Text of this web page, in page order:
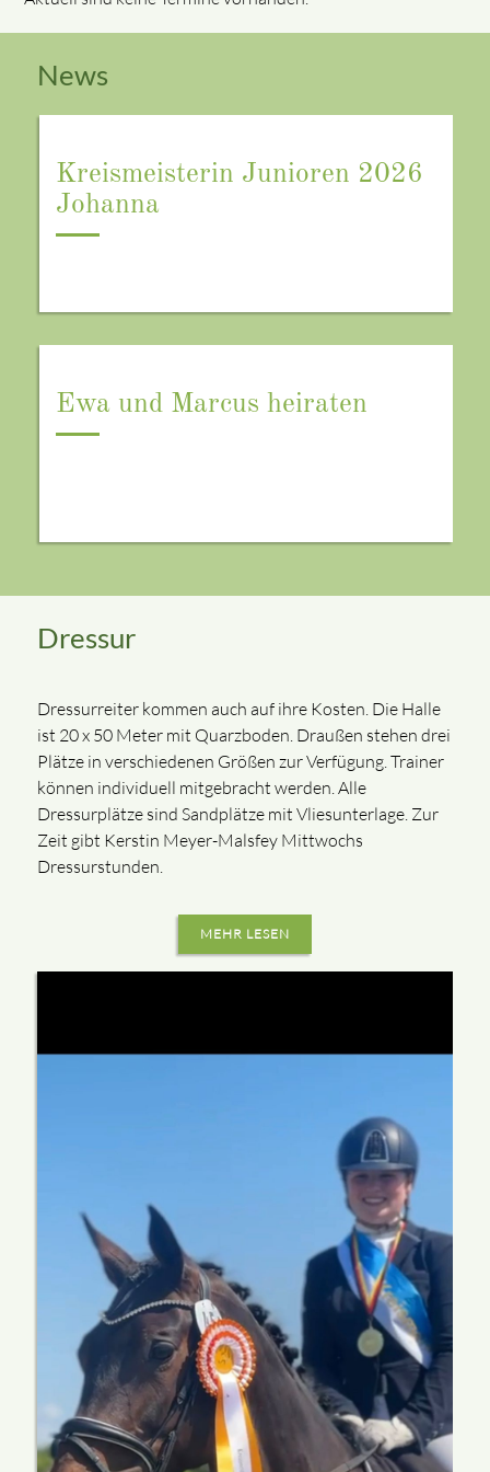
News
Kreismeisterin Junioren 2026
Johanna
Ewa und Marcus heiraten
Dressur
Dressurreiter kommen auch auf ihre Kosten. Die Halle
ist 20 x 50 Meter mit Quarzboden. Draußen stehen drei
Plätze in verschiedenen Größen zur Verfügung. Trainer
können individuell mitgebracht werden. Alle
Dressurplätze sind Sandplätze mit Vliesunterlage. Zur
Zeit gibt Kerstin Meyer-Malsfey Mittwochs
Dressurstunden.
MEHR LESEN